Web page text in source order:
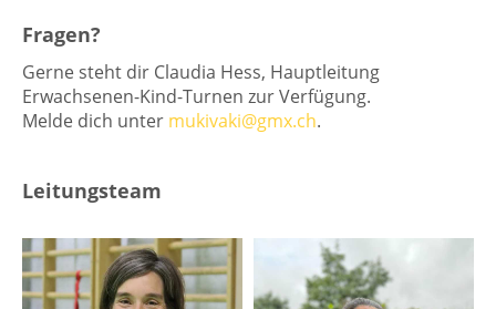
Fragen?
Gerne steht dir Claudia Hess, Hauptleitung
Erwachsenen-Kind-Turnen zur Verfügung.
Melde dich unter mukivaki@gmx.ch.
Leitungsteam